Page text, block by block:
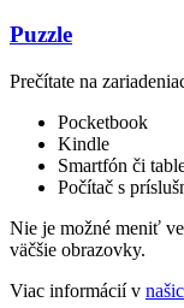
Puzzle
Prečítate na
Pocketbook
Kindle
Smartfón či
Počítač s
Nie je možné meniť
väčšie obrazovky.
Viac informácií v